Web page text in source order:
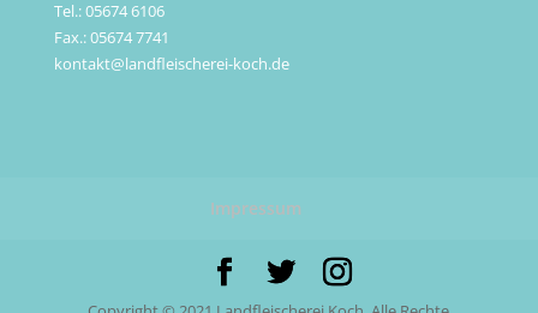
Tel.: 05674 6106
Fax.: 05674 7741
kontakt@landfleischerei-koch.de
Impressum